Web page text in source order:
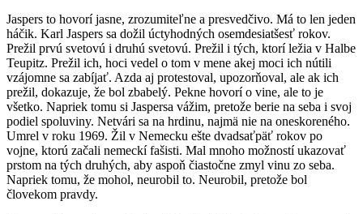
Jaspers to hovorí jasne, zrozumiteľne a presvedčivo. Má to len jeden
háčik. Karl Jaspers sa dožil úctyhodných osemdesiatšesť rokov.
Prežil prvú svetovú i druhú svetovú. Prežil i tých, ktorí ležia v Halbe
Teupitz. Prežil ich, hoci vedel o tom v mene akej moci ich nútili
vzájomne sa zabíjať. Azda aj protestoval, upozorňoval, ale ak ich
prežil, dokazuje, že bol zbabelý. Pekne hovorí o vine, ale to je
všetko. Napriek tomu si Jaspersa vážim, pretože berie na seba i svoj
podiel spoluviny. Netvári sa na hrdinu, najmä nie na oneskoreného.
Umrel v roku 1969. Žil v Nemecku ešte dvadsaťpäť rokov po
vojne, ktorú začali nemeckí fašisti. Mal mnoho možností ukazovať
prstom na tých druhých, aby aspoň čiastočne zmyl vinu zo seba.
Napriek tomu, že mohol, neurobil to. Neurobil, pretože bol
človekom pravdy.